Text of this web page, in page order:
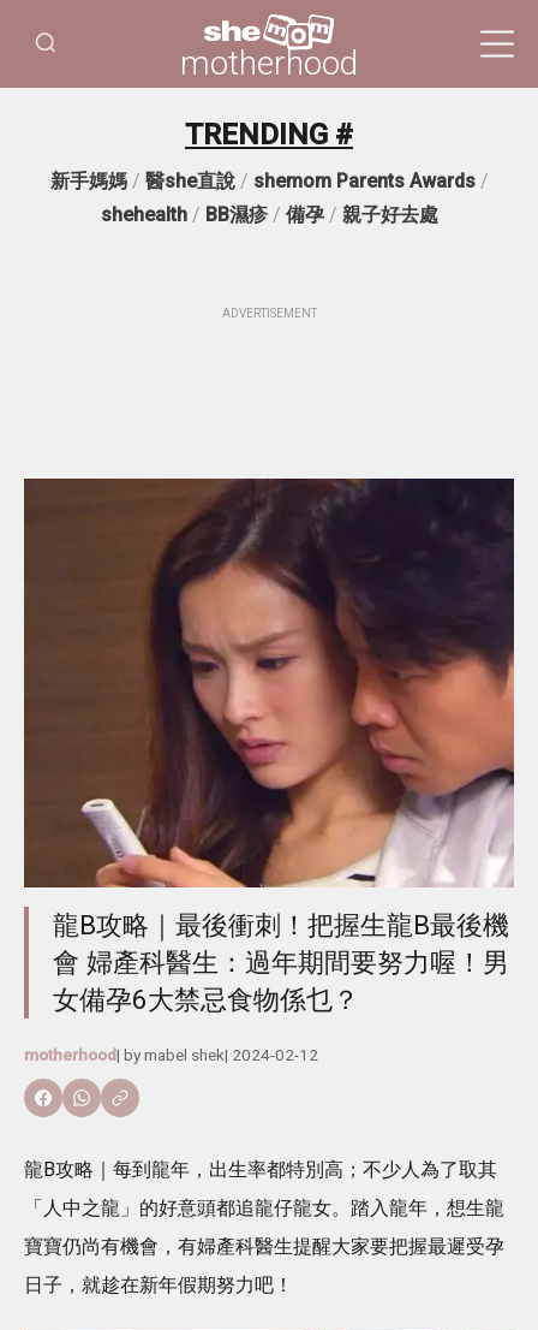
motherhood
TRENDING #
新手媽媽/ 醫she直說/ shemom Parents Awards/
shehealth/ BB濕疹/ 備孕/ 親子好去處
ADVERTISEMENT
龍B攻略｜最後衝刺！把握生龍B最後機
會 婦產科醫生：過年期間要努力喔！男
女備孕6大禁忌食物係乜？
motherhood| bymabel shek| 2024-02-12
龍B攻略｜每到龍年，出生率都特別高；不少人為了取其
「人中之龍」的好意頭都追龍仔龍女。踏入龍年，想生龍
寶寶仍尚有機會，有婦產科醫生提醒大家要把握最遲受孕
日子，就趁在新年假期努力吧！